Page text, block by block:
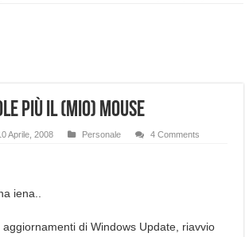
fa questa Lampada Letour! – RECENSIONE
della mountain bike elettrica biammortizzata.
Più di un semplice vetro temperato!
su SOS, sicurezza e controllo da remoto.
: Focus su SOS e comandi da remoto
più il (mio) mouse
Aprile, 2008 Personale 4 Comments
iena..
di Windows Update, riavvio